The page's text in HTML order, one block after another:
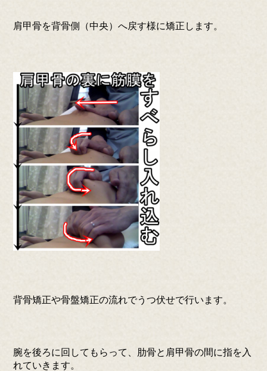
肩甲骨を背骨側（中央）へ戻す様に矯正します。
背骨矯正や骨盤矯正の流れでうつ伏せで行います。
腕を後ろに回してもらって、肋骨と肩甲骨の間に指を入
れていきます。